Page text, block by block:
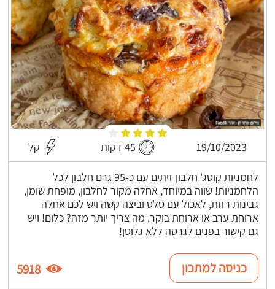
19/10/2023 45 דקות קל
לחמניות קוטג' חלבון זיתים עם כ-95 גרם חלבון לכל
הלחמניות! שווה במיוחד, אחלה מקור לחלבון, מופחת שומן,
גבינות רזות, לאכול עם סלט וביצה קשה ויש לכם אחלה
ארוחת ערב או ארוחת בוקר, מה צריך יותר מזה? כלום! ויש
גם קישור בפנים לגרסה ללא גלוטן!
כניסה למתכון 5918